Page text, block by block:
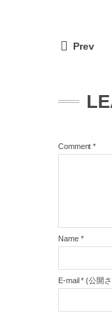
Prev
Comment *
Name *
E-mail * (公開